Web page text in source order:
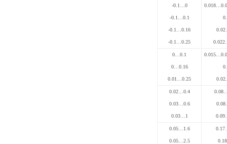
-0.1…0
-0.1…0.1
-0.1…0.16
-0.1…0.25
0.018…
0.02
0.022
0…0.1
0…0.16
0.01…0.25
0.015…
0.02
0.02…0.4
0.03…0.6
0.03…1
0.08
0.08
0.09
0.05…1.6
0.05…2.5
0.17
0.18